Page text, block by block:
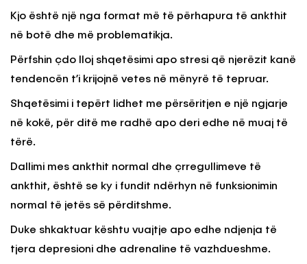
Kjo është një nga format më të përhapura të ankthit
në botë dhe më problematikja.
Përfshin çdo lloj shqetësimi apo stresi që njerëzit kanë
tendencën t’i krijojnë vetes në mënyrë të tepruar.
Shqetësimi i tepërt lidhet me përsëritjen e një ngjarje
në kokë, për ditë me radhë apo deri edhe në muaj të
tërë.
Dallimi mes ankthit normal dhe çrregullimeve të
ankthit, është se ky i fundit ndërhyn në funksionimin
normal të jetës së përditshme.
Duke shkaktuar kështu vuajtje apo edhe ndjenja të
tjera depresioni dhe adrenaline të vazhdueshme.